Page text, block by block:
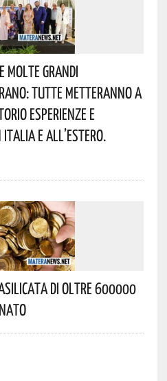
Molte Grandi
Tutte Metteranno A
Esperienze E
E All’estero.
Di Oltre 600000